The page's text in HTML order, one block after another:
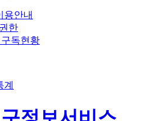
용안내
한
독현황